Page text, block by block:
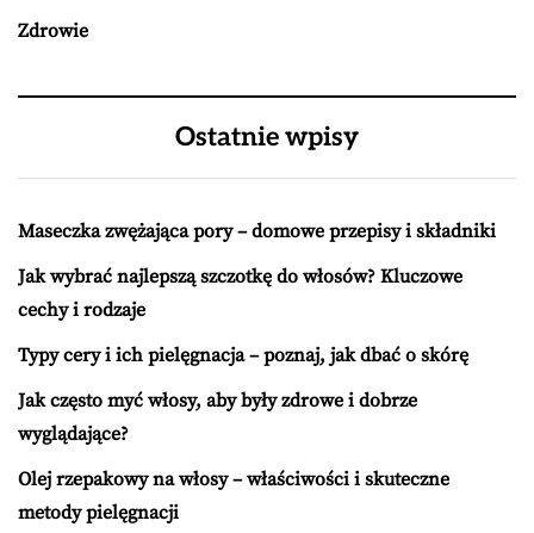
Zdrowie
Ostatnie wpisy
Maseczka zwężająca pory – domowe przepisy i składniki
Jak wybrać najlepszą szczotkę do włosów? Kluczowe
cechy i rodzaje
Typy cery i ich pielęgnacja – poznaj, jak dbać o skórę
Jak często myć włosy, aby były zdrowe i dobrze
wyglądające?
Olej rzepakowy na włosy – właściwości i skuteczne
metody pielęgnacji